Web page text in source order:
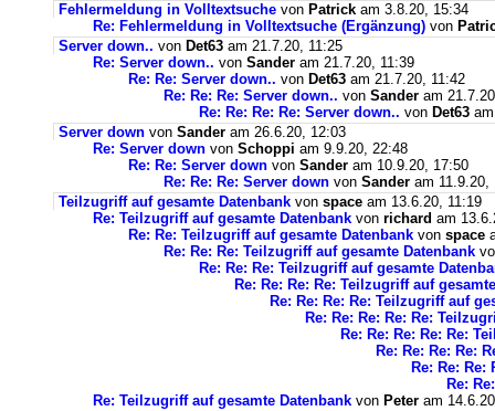
Fehlermeldung in Volltextsuche von Patrick am 3.8.20, 15:34
Re: Fehlermeldung in Volltextsuche (Ergänzung) von
Server down.. von Det63 am 21.7.20, 11:25
Re: Server down.. von Sander am 21.7.20, 11:39
Re: Re: Server down.. von Det63 am 21.7.20, 11:42
Re: Re: Re: Server down.. von Sander am
Re: Re: Re: Re: Server down.. von Det63
Server down von Sander am 26.6.20, 12:03
Re: Server down von Schoppi am 9.9.20, 22:48
Re: Re: Server down von Sander am 10.9.20, 17:50
Re: Re: Re: Server down von Sander am 11.9.20,
Teilzugriff auf gesamte Datenbank von space am 13.6.20, 11:19
Re: Teilzugriff auf gesamte Datenbank von richard am
Re: Re: Teilzugriff auf gesamte Datenbank von space
Re: Re: Re: Teilzugriff auf gesamte Datenbank
Re: Re: Re: Teilzugriff auf gesamte
Re: Re: Re: Re: Teilzugriff auf
Re: Re: Re: Re: Teilzugriff auf
Re: Re: Re: Re: Re:
Re: Re: Re: Re: Re:
Re: Re: Re: Re:
Re: Re: Re:
Re:
Re: Teilzugriff auf gesamte Datenbank von Peter am